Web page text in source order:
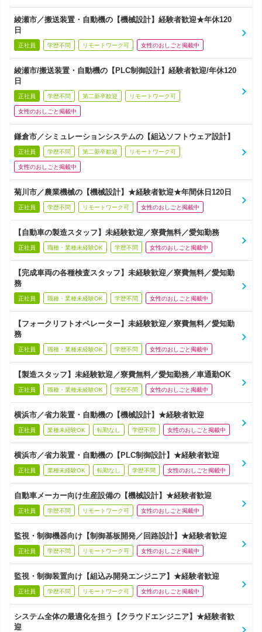
綾瀬市／搬送装置・自動機の【機械設計】経験者歓迎★年休120
日
正社員 学歴不問 リモートワーク可 女性のおしごと掲載中
綾瀬市/搬送装置・自動機の【PLC制御設計】経験者歓迎/年休120
日
正社員 学歴不問 第二新卒歓迎 リモートワーク可
女性のおしごと掲載中
鎌倉市／シミュレーションシステムの【組込ソフトウェア設計】
正社員 学歴不問 第二新卒歓迎 リモートワーク可
女性のおしごと掲載中
菊川市／農業機械の【機械設計】★経験者歓迎★年間休日120日
正社員 学歴不問 リモートワーク可 女性のおしごと掲載中
【自動車の製造スタッフ】未経験歓迎／寮費無料／愛知勤務
正社員 職種・業種未経験OK 学歴不問 女性のおしごと掲載中
【完成車両の各種検査スタッフ】未経験歓迎／寮費無料／愛知勤
務
正社員 職種・業種未経験OK 学歴不問 女性のおしごと掲載中
【フォークリフトオペレーター】未経験歓迎／寮費無料／愛知勤
務
正社員 職種・業種未経験OK 学歴不問 女性のおしごと掲載中
【製造スタッフ】未経験歓迎／寮費無料／愛知勤務／車通勤OK
正社員 職種・業種未経験OK 学歴不問 女性のおしごと掲載中
横浜市／省力装置・自動機の【機械設計】★経験者歓迎
正社員 業種未経験OK 転勤なし 学歴不問 女性のおしごと掲載中
横浜市／省力装置・自動機の【PLC制御設計】★経験者歓迎
正社員 業種未経験OK 転勤なし 学歴不問 女性のおしごと掲載中
自動車メーカー向け生産設備の【機械設計】★経験者歓迎
正社員 学歴不問 リモートワーク可 女性のおしごと掲載中
監視・制御機器向け【制御基板開発／回路設計】★経験者歓迎
正社員 学歴不問 リモートワーク可 女性のおしごと掲載中
監視・制御装置向け【組込み開発エンジニア】★経験者歓迎
正社員 学歴不問 リモートワーク可 女性のおしごと掲載中
システム全体の最適化を担う【クラウドエンジニア】★経験者歓
迎